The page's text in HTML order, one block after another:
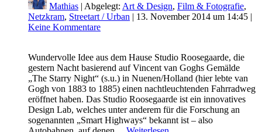
Mathias | Abgelegt: Art & Design, Film & Fotografie,
Netzkram, Streetart / Urban | 13. November 2014 um 14:45 |
Keine Kommentare
Wundervolle Idee aus dem Hause Studio Roosegaarde, die
gestern Nacht basierend auf Vincent van Goghs Gemälde
„The Starry Night“ (s.u.) in Nuenen/Holland (hier lebte van
Gogh von 1883 to 1885) einen nachtleuchtenden Fahrradweg
eröffnet haben. Das Studio Roosegaarde ist ein innovatives
Design Lab, welches unter anderem für die Forschung an
sogenannten „Smart Highways“ bekannt ist – also